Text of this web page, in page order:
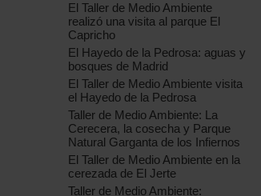
El Taller de Medio Ambiente
realizó una visita al parque El
Capricho
El Hayedo de la Pedrosa: aguas y
bosques de Madrid
El Taller de Medio Ambiente visita
el Hayedo de la Pedrosa
Taller de Medio Ambiente: La
Cerecera, la cosecha y Parque
Natural Garganta de los Infiernos
El Taller de Medio Ambiente en la
cerezada de El Jerte
Taller de Medio Ambiente: